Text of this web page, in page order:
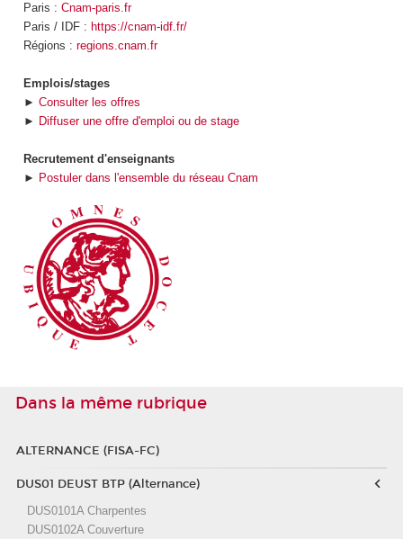
Paris : Cnam-paris.fr
Paris / IDF : https://cnam-idf.fr/
Régions : regions.cnam.fr
Emplois/stages
► Consulter les offres
► Diffuser une offre d'emploi ou de stage
Recrutement d'enseignants
► Postuler dans l'ensemble du réseau Cnam
Dans la même rubrique
ALTERNANCE (FISA-FC)
DUS01 DEUST BTP (Alternance)
DUS0101A Charpentes
DUS0102A Couverture